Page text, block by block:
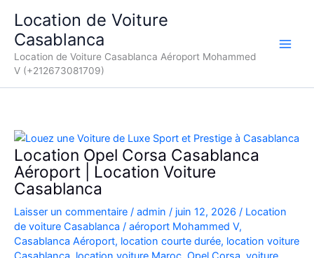
contenu
Location de Voiture
Casablanca
Location de Voiture Casablanca Aéroport Mohammed
V (+212673081709)
Location Opel Corsa Casablanca
Aéroport | Location Voiture
Casablanca
Laisser un commentaire / admin / juin 12, 2026 / Location
de voiture Casablanca / aéroport Mohammed V,
Casablanca Aéroport, location courte durée, location voiture